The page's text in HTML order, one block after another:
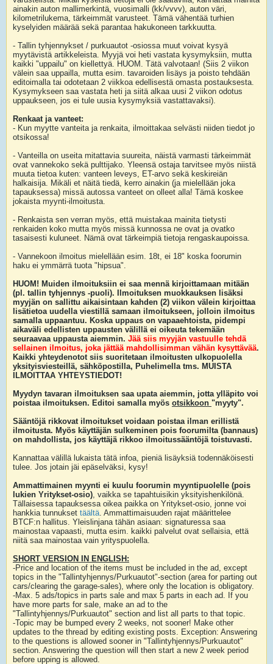
ainakin auton mallimerkintä, vuosimalli (kk/vvvv), auton väri,
kilometrilukema, tärkeimmät varusteet. Tämä vähentää turhien
kyselyiden määrää sekä parantaa hakukoneen tarkkuutta.
- Tallin tyhjennykset / purkuautot -osiossa muut voivat kysyä
myytävistä artikkeleista. Myyjä voi heti vastata kysymyksiin, mutta
kaikki "uppailu" on kiellettyä. HUOM. Tätä valvotaan! (Siis 2 viikon
välein saa uppailla, mutta esim. tavaroiden lisäys ja poisto tehdään
editoimalla tai odotetaan 2 viikkoa edellisestä omasta postauksesta.
Kysymykseen saa vastata heti ja siitä alkaa uusi 2 viikon odotus
uppaukseen, jos ei tule uusia kysymyksiä vastattavaksi).
Renkaat ja vanteet:
- Kun myytte vanteita ja renkaita, ilmoittakaa selvästi niiden tiedot jo
otsikossa!
- Vanteilla on useita mitattavia suureita, näistä varmasti tärkeimmät
ovat vannekoko sekä pulttijako. Yleensä ostaja tarvitsee myös niistä
muuta tietoa kuten: vanteen leveys, ET-arvo sekä keskireiän
halkaisija. Mikäli et näitä tiedä, kerro ainakin (ja mielellään joka
tapauksessa) missä autossa vanteet on olleet alla! Tämä koskee
jokaista myynti-ilmoitusta.
- Renkaista sen verran myös, että muistakaa mainita tietysti
renkaiden koko mutta myös missä kunnossa ne ovat ja ovatko
tasaisesti kuluneet. Nämä ovat tärkeimpiä tietoja rengaskaupoissa.
- Vannekoon ilmoitus mielellään esim. 18t, ei 18" koska foorumin
haku ei ymmärrä tuota "hipsua".
HUOM! Muiden ilmoituksiin ei saa mennä kirjoittamaan mitään
(pl. tallin tyhjennys -puoli). Ilmoituksen muokkauksen lisäksi
myyjän on sallittu aikaisintaan kahden (2) viikon välein kirjoittaa
lisätietoa uudella viestillä samaan ilmoitukseen, jolloin ilmoitus
samalla uppaantuu. Koska uppaus on vapaaehtoista, pidempi
aikaväli edellisten uppausten välillä ei oikeuta tekemään
seuraavaa uppausta aiemmin. Jää siis myyjän vastuulle tehdä
sellainen ilmoitus, joka jättää mahdollisimman vähän kysyttävää.
Kaikki yhteydenotot siis suoritetaan ilmoitusten ulkopuolella
yksityisviesteillä, sähköpostilla, Puhelimella tms. MUISTA
ILMOITTAA YHTEYSTIEDOT!
Myydyn tavaran ilmoituksen saa upata aiemmin, jotta ylläpito voi
poistaa ilmoituksen. Editoi samalla myös otsikkoon "myyty".
Sääntöjä rikkovat ilmoitukset voidaan poistaa ilman erillistä
ilmoitusta. Myös käyttäjän sulkeminen pois foorumilta (bannaus)
on mahdollista, jos käyttäjä rikkoo ilmoitussääntöjä toistuvasti.
Kannattaa välillä lukaista tätä infoa, pieniä lisäyksiä todennäköisesti
tulee. Jos jotain jäi epäselväksi, kysy!
Ammattimainen myynti ei kuulu foorumin myyntipuolelle (pois
lukien Yritykset-osio), vaikka se tapahtuisikin yksityishenkilönä.
Tällaisessa tapauksessa oikea paikka on Yritykset-osio, jonne voi
hankkia tunnukset täältä. Ammattimaisuuden rajat määrittelee
BTCF:n hallitus. Yleislinjana tähän asiaan: signaturessa saa
mainostaa vapaasti, mutta esim. kaikki palvelut ovat sellaisia, että
niitä saa mainostaa vain yrityspuolella.
SHORT VERSION IN ENGLISH:
-Price and location of the items must be included in the ad, except
topics in the "Tallintyhjennys/Purkuautot"-section (area for parting out
cars/clearing the garage-sales), where only the location is obligatory.
-Max. 5 ads/topics in parts sale and max 5 parts in each ad. If you
have more parts for sale, make an ad to the
"Tallintyhjennys/Purkuautot" section and list all parts to that topic.
-Topic may be bumped every 2 weeks, not sooner! Make other
updates to the thread by editing existing posts. Exception: Answering
to the questions is allowed sooner in "Tallintyhjennys/Purkuautot"
section. Answering the question will then start a new 2 week period
before upping is allowed.